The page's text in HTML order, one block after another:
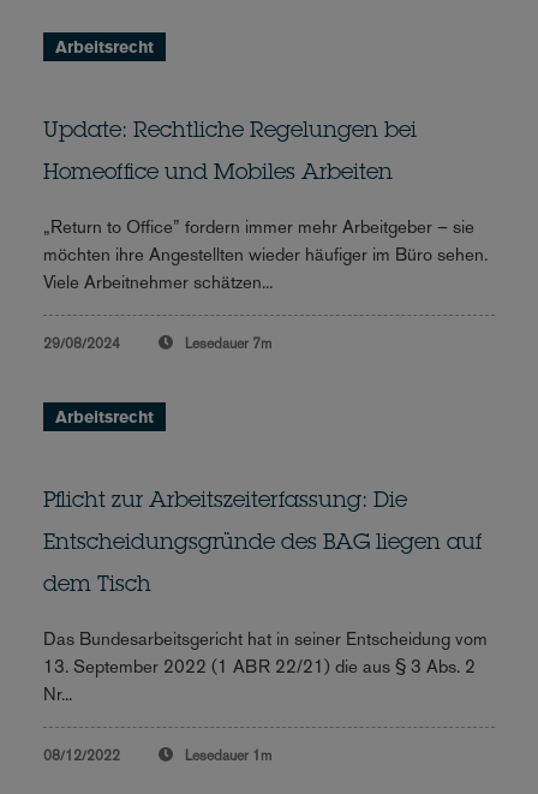
Arbeitsrecht
Update: Rechtliche Regelungen bei
Homeoffice und Mobiles Arbeiten
„Return to Office” fordern immer mehr Arbeitgeber – sie
möchten ihre Angestellten wieder häufiger im Büro sehen.
Viele Arbeitnehmer schätzen...
29/08/2024 Lesedauer 7m
Arbeitsrecht
Pflicht zur Arbeitszeiterfassung: Die
Entscheidungsgründe des BAG liegen auf
dem Tisch
Das Bundesarbeitsgericht hat in seiner Entscheidung vom
13. September 2022 (1 ABR 22/21) die aus § 3 Abs. 2
Nr...
08/12/2022 Lesedauer 1m